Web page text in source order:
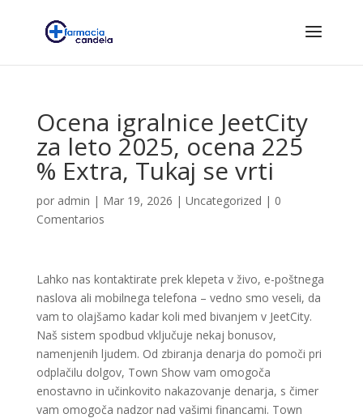
Ocena igralnice JeetCity
za leto 2025, ocena 225
% Extra, Tukaj se vrti
por admin | Mar 19, 2026 | Uncategorized | 0
Comentarios
Lahko nas kontaktirate prek klepeta v živo, e-poštnega
naslova ali mobilnega telefona – vedno smo veseli, da
vam to olajšamo kadar koli med bivanjem v JeetCity.
Naš sistem spodbud vključuje nekaj bonusov,
namenjenih ljudem. Od zbiranja denarja do pomoči pri
odplačilu dolgov, Town Show vam omogoča
enostavno in učinkovito nakazovanje denarja, s čimer
vam omogoča nadzor nad vašimi financami. Town